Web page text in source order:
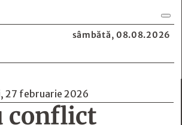
sâmbătă, 08.08.2026
27 februarie 2026
conflict